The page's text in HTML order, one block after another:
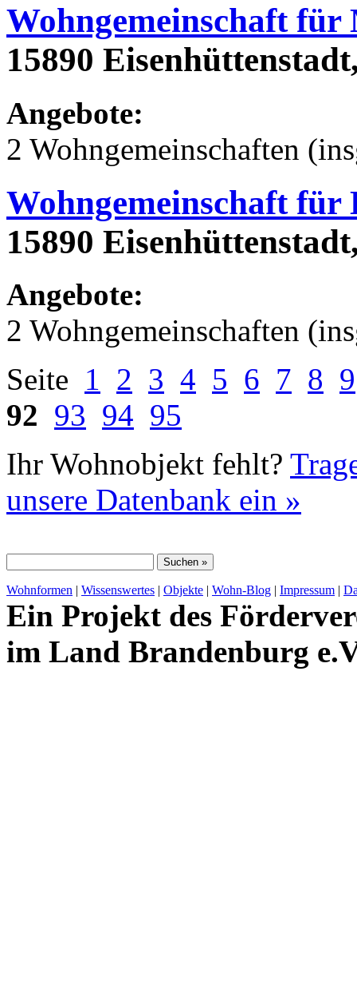
Wohngemeinschaft für
15890
Angebote:
2 Wohngemeinschaften
Wohngemeinschaft für
15890
Angebote:
2 Wohngemeinschaften
Seite 1 2 3 4 5 6 7 8 9
92 93 94 95
Ihr Wohnobjekt fehlt?
unsere Datenbank ein »
Wohnformen | Wissenswertes | Objekte | Wohn-Blog | Impressum |
Ein Projekt des
im Land Brandenburg